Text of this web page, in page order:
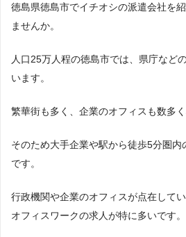
徳島県徳島市でイチオシの派遣会社を
ませんか。
人口25万人程の徳島市では、県庁など
います。
繁華街も多く、企業のオフィスも数多く
そのため大手企業や駅から徒歩5分圏
です。
行政機関や企業のオフィスが点在して
オフィスワークの求人が特に多いです。